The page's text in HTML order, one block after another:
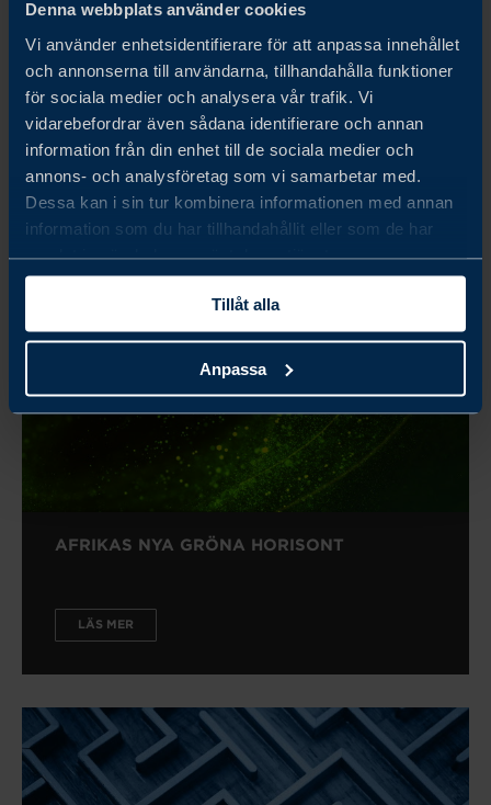
Denna webbplats använder cookies
Vi använder enhetsidentifierare för att anpassa innehållet
och annonserna till användarna, tillhandahålla funktioner
för sociala medier och analysera vår trafik. Vi
vidarebefordrar även sådana identifierare och annan
information från din enhet till de sociala medier och
annons- och analysföretag som vi samarbetar med.
Dessa kan i sin tur kombinera informationen med annan
information som du har tillhandahållit eller som de har
samlat in när du har använt deras tjänster.
Tillåt alla
Anpassa
AFRIKAS NYA GRÖNA HORISONT
LÄS MER